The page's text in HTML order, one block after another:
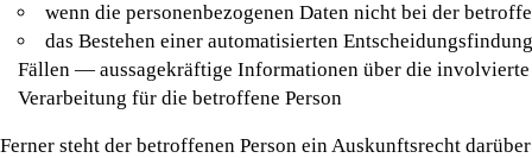
wenn die personenbezogenen Daten nicht bei der
das Bestehen einer automatisierten
Fällen — aussagekräftige Informationen über die
Verarbeitung für die betroffene Person
Ferner steht der betroffenen Person ein Auskunftsrecht